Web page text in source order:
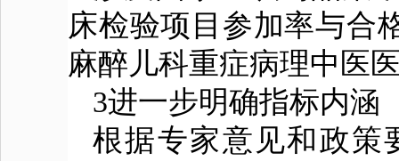
床检验项目参加率与合
麻醉儿科重症病理中医
3进一步明确指标内涵
根据专家意见和政策